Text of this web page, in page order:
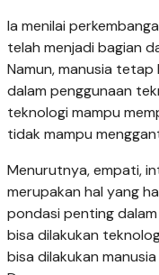
Ia menilai
telah menjadi bagian
Namun, manusia
dalam penggunaan
teknologi mampu
tidak mampu
Menurutnya, empati,
merupakan hal yang
pondasi penting
bisa dilakukan
bisa dilakukan